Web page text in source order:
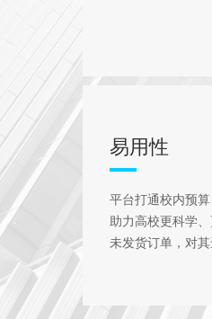
易用性
平台打通校内预
助力高校更科学
未发货订单，对其